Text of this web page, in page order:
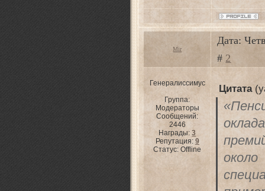
Mir
Дата:
# 2
Генералиссимус
Группа:
Модераторы
Сообщений:
2446
Награды:3
Репутация: 9
Статус:Offline
Цитата(